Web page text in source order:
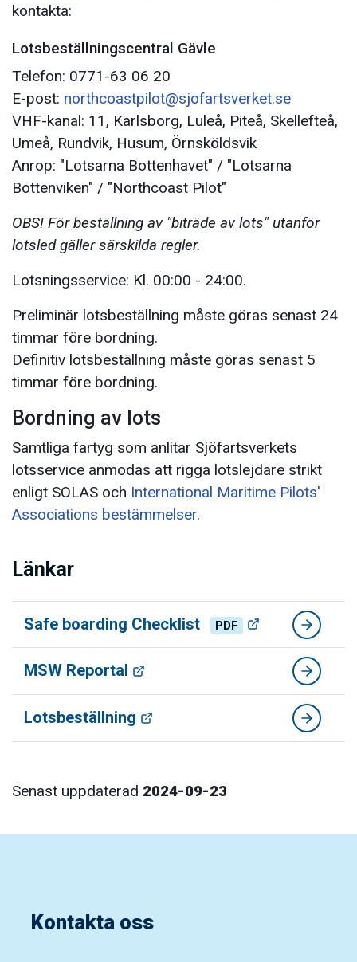
kontakta:
Lotsbeställningscentral Gävle
Telefon: 0771-63 06 20
E-post: northcoastpilot@sjofartsverket.se
VHF-kanal: 11, Karlsborg, Luleå, Piteå, Skellefteå,
Umeå, Rundvik, Husum, Örnsköldsvik
Anrop: "Lotsarna Bottenhavet" / "Lotsarna
Bottenviken" / "Northcoast Pilot"
OBS! För beställning av "biträde av lots" utanför
lotsled gäller särskilda regler.
Lotsningsservice: Kl. 00:00 - 24:00.
Preliminär lotsbeställning måste göras senast 24
timmar före bordning.
Definitiv lotsbeställning måste göras senast 5
timmar före bordning.
Bordning av lots
Samtliga fartyg som anlitar Sjöfartsverkets
lotsservice anmodas att rigga lotslejdare strikt
enligt SOLAS och International Maritime Pilots'
Associations bestämmelser.
Länkar
Safe boarding Checklist PDF
MSW Reportal
Lotsbeställning
Senast uppdaterad 2024-09-23
Kontakta oss